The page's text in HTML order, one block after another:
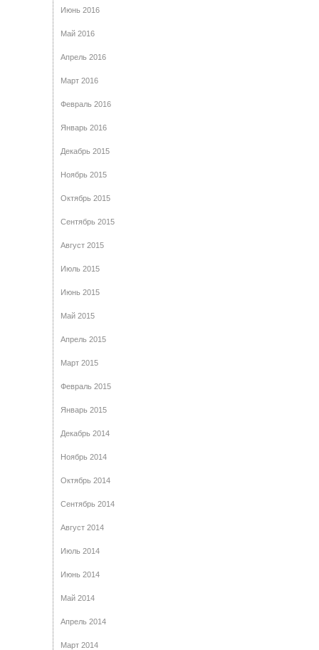
Июнь 2016
Май 2016
Апрель 2016
Март 2016
Февраль 2016
Январь 2016
Декабрь 2015
Ноябрь 2015
Октябрь 2015
Сентябрь 2015
Август 2015
Июль 2015
Июнь 2015
Май 2015
Апрель 2015
Март 2015
Февраль 2015
Январь 2015
Декабрь 2014
Ноябрь 2014
Октябрь 2014
Сентябрь 2014
Август 2014
Июль 2014
Июнь 2014
Май 2014
Апрель 2014
Март 2014